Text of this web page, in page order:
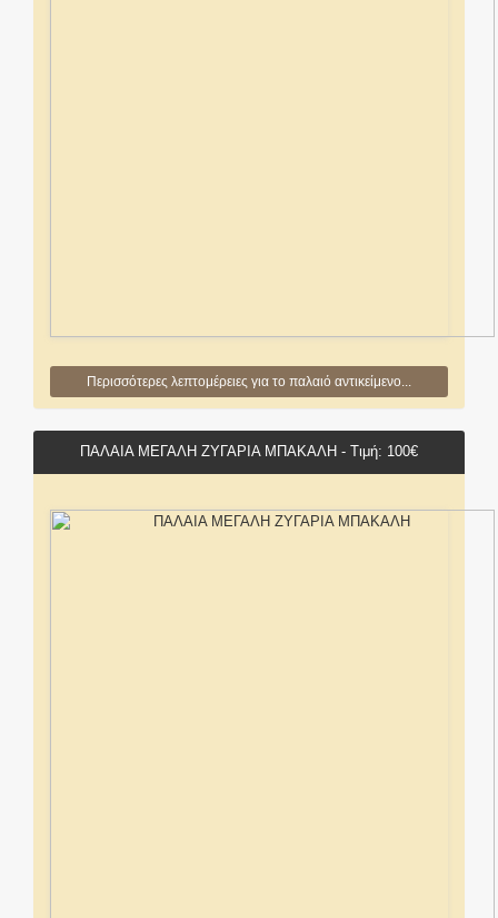
Περισσότερες λεπτομέρειες για το παλαιό αντικείμενο...
ΠΑΛΑΙΑ ΜΕΓΑΛΗ ΖΥΓΑΡΙΑ ΜΠΑΚΑΛΗ - Τιμή: 100€